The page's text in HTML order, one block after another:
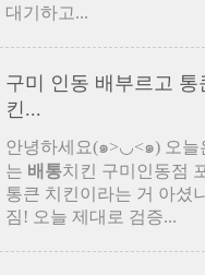
대기하고...
구미 인동 배부르고
킨...
안녕하세요(๑>◡<๑) 오늘
는 배통치킨 구미인동점
통큰 치킨이라는 거 아셨
짐! 오늘 제대로 검증...